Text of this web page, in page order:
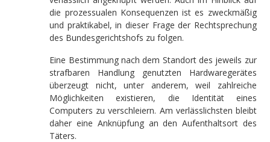
die prozessualen Konsequenzen ist es zweckmäßig
und praktikabel, in dieser Frage der Rechtsprechung
des Bundesgerichtshofs zu folgen.
Eine Bestimmung nach dem Standort des jeweils zur
strafbaren Handlung genutzten Hardwaregerätes
überzeugt nicht, unter anderem, weil zahlreiche
Möglichkeiten existieren, die Identität eines
Computers zu verschleiern. Am verlässlichsten bleibt
daher eine Anknüpfung an den Aufenthaltsort des
Täters.